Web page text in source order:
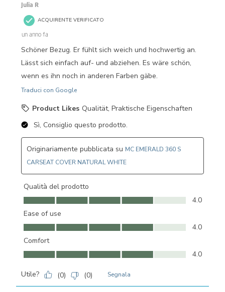
Julia R
ACQUIRENTE VERIFICATO
un anno fa
Schöner Bezug. Er fühlt sich weich und hochwertig an.
Lässt sich einfach auf- und abziehen. Es wäre schön,
wenn es ihn noch in anderen Farben gäbe.
Traduci con Google
Product Likes Qualität, Praktische Eigenschaften
Sì, Consiglio questo prodotto.
Originariamente pubblicata su MC EMERALD 360 S
CARSEAT COVER NATURAL WHITE
Qualità del prodotto
Qualità del prodotto, 4.0 su 5
4.0
Ease of use
Ease of use, 4.0 su 5
4.0
Comfort
Comfort, 4.0 su 5
4.0
Utile? (0) (0) Segnala